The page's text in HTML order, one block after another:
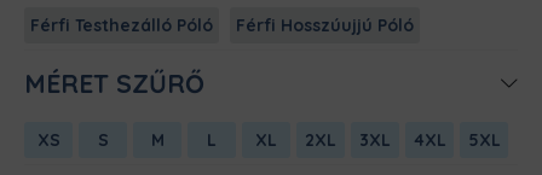
Férfi Testhezálló Póló Férfi Hosszúujjú Póló
MÉRET SZŰRŐ
XS S M L XL 2XL 3XL 4XL 5XL